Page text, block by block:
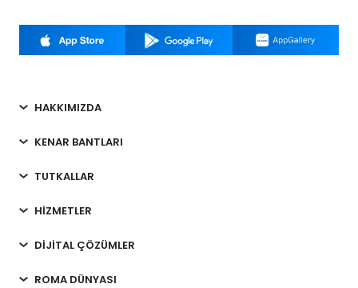
HAKKIMIZDA
KENAR BANTLARI
TUTKALLAR
HİZMETLER
DİJİTAL ÇÖZÜMLER
ROMA DÜNYASI